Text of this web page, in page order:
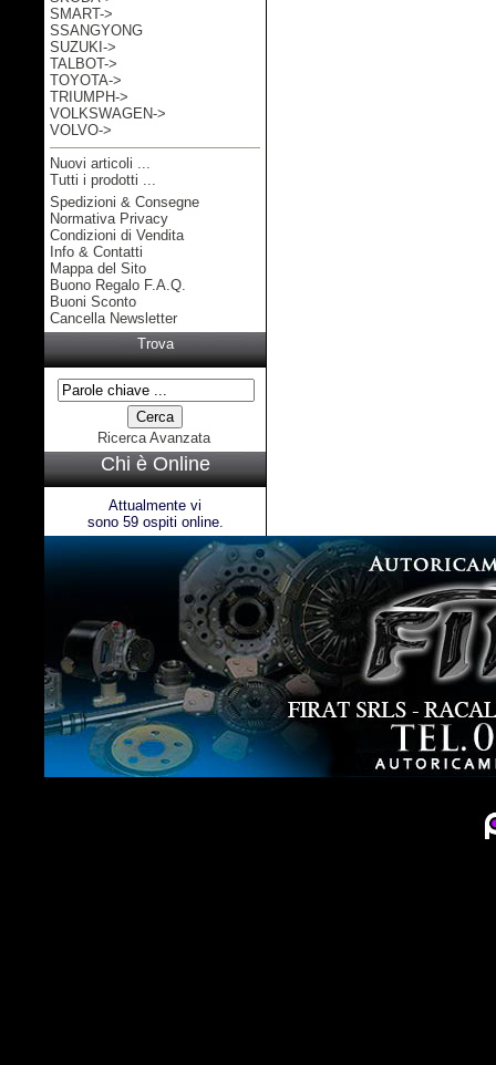
SMART->
SSANGYONG
SUZUKI->
TALBOT->
TOYOTA->
TRIUMPH->
VOLKSWAGEN->
VOLVO->
Nuovi articoli ...
Tutti i prodotti ...
Informazioni
Spedizioni & Consegne
Normativa Privacy
Condizioni di Vendita
Info & Contatti
Mappa del Sito
Buono Regalo F.A.Q.
Buoni Sconto
Cancella Newsletter
Trova
Ricerca Avanzata
Chi è Online
Attualmente vi
sono 59 ospiti online.